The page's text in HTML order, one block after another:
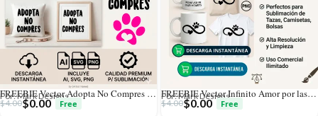
FREEBIE Vector Adopta No Compres con Huella Rosa Gratis
Por: Mark Designs
$4.00$0.00
FREEBIE Vector Infinito Amor por las Mascotas Gratis
Por: Mark Designs
$4.00$0.00